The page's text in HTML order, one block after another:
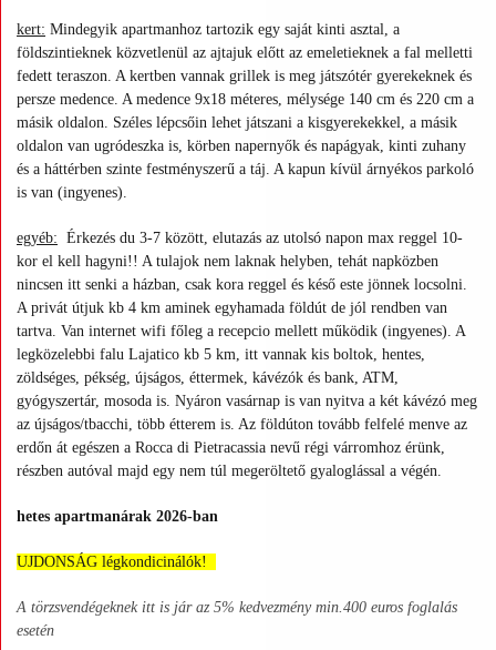
kert: Mindegyik apartmanhoz tartozik egy saját kinti asztal, a
földszintieknek közvetlenül az ajtajuk előtt az emeletieknek a fal melletti
fedett teraszon. A kertben vannak grillek is meg játszótér gyerekeknek és
persze medence. A medence 9x18 méteres, mélysége 140 cm és 220 cm a
másik oldalon. Széles lépcsőin lehet játszani a kisgyerekekkel, a másik
oldalon van ugródeszka is, körben napernyők és napágyak, kinti zuhany
és a háttérben szinte festményszerű a táj. A kapun kívül árnyékos parkoló
is van (ingyenes).
egyéb: Érkezés du 3-7 között, elutazás az utolsó napon max reggel 10-
kor el kell hagyni!! A tulajok nem laknak helyben, tehát napközben
nincsen itt senki a házban, csak kora reggel és késő este jönnek locsolni.
A privát útjuk kb 4 km aminek egyhamada földút de jól rendben van
tartva. Van internet wifi főleg a recepcio mellett működik (ingyenes). A
legközelebbi falu Lajatico kb 5 km, itt vannak kis boltok, hentes,
zöldséges, pékség, újságos, éttermek, kávézók és bank, ATM,
gyógyszertár, mosoda is. Nyáron vasárnap is van nyitva a két kávézó meg
az újságos/tbacchi, több étterem is. Az földúton tovább felfelé menve az
erdőn át egészen a Rocca di Pietracassia nevű régi várromhoz érünk,
részben autóval majd egy nem túl megeröltető gyaloglással a végén.
hetes apartmanárak 2026-ban
UJDONSÁG légkondicinálók!
A törzsvendégeknek itt is jár az 5% kedvezmény min.400 euros foglalás
esetén